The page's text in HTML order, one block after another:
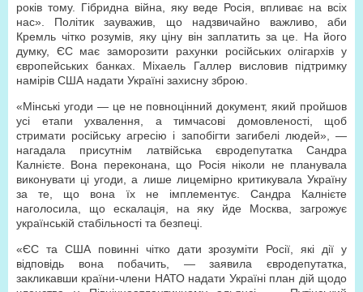
років тому. Гібридна війна, яку веде Росія, впливає на всіх
нас». Політик зауважив, що надзвичайно важливо, аби
Кремль чітко розумів, яку ціну він заплатить за це. На його
думку, ЄС має заморозити рахунки російських олігархів у
європейських банках. Міхаель Галлер висловив підтримку
намірів США надати Україні захисну зброю.
«Мінські угоди — це не повноцінний документ, який пройшов
усі етапи ухвалення, а тимчасові домовленості, щоб
стримати російську агресію і запобігти загибелі людей», —
нагадала присутнім латвійська євродепутатка Сандра
Калнієте. Вона переконана, що Росія ніколи не планувала
виконувати ці угоди, а лише лицемірно критикувала Україну
за те, що вона їх не імплементує. Сандра Калнієте
наголосила, що ескалація, на яку йде Москва, загрожує
українській стабільності та безпеці.
«ЄС та США повинні чітко дати зрозуміти Росії, які дії у
відповідь вона побачить, — заявила євродепутатка,
закликавши країни-члени НАТО надати Україні план дій щодо